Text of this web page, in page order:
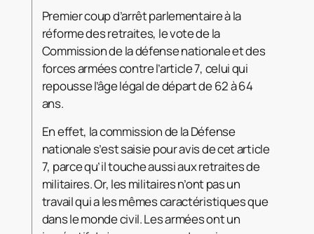
Premier coup d’arrêt parlementaire à la
réforme des retraites, le vote de la
Commission de la défense nationale et des
forces armées contre l’article 7, celui qui
repousse l’âge légal de départ de 62 à 64
ans.
En effet, la commission de la Défense
nationale s’est saisie pour avis de cet article
7, parce qu’il touche aussi aux retraites de
militaires. Or, les militaires n’ont pas un
travail qui a les mêmes caractéristiques que
dans le monde civil. Les armées ont un